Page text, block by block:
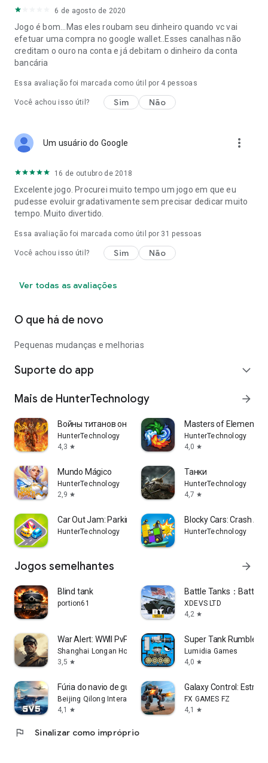
6 de agosto de 2020
Jogo é bom...Mas eles roubam seu dinheiro quando vc vai
efetuar uma compra no google wallet..Esses canalhas não
creditam o ouro na conta e já debitam o dinheiro da conta
bancária
Essa avaliação foi marcada como útil por 4 pessoas
Você achou isso útil? Sim Não
Um usuário do Google more_vert
16 de outubro de 2018
Excelente jogo. Procurei muito tempo um jogo em que eu
pudesse evoluir gradativamente sem precisar dedicar muito
tempo. Muito divertido.
Essa avaliação foi marcada como útil por 31 pessoas
Você achou isso útil? Sim Não
Ver todas as avaliações
O que há de novo
Pequenas mudanças e melhorias
Suporte do app expand_more
Mais de HunterTechnology arrow_forward
Войны титанов онлайн RPG битва
HunterTechnology
4,3 star
Masters of Elements
HunterTechnology
4,0 star
Mundo Mágico
HunterTechnology
2,9 star
Танки
HunterTechnology
4,7 star
Car Out Jam: Parking Puzzle
HunterTechnology
Blocky Cars: Crash
HunterTechnology
Jogos semelhantes arrow_forward
Blind tank
portion61
Battle Tanks：Battle
XDEVS LTD
4,2 star
War Alert: WWII PvP RTS
Shanghai Longan House
3,5 star
Super Tank Rumble
Lumidia Games
4,0 star
Fúria do navio de guerra
Beijing Qilong Interactive Technology Co.,Ltd
4,1
star
Galaxy Control:
FX GAMES FZ
4,1
star
flag Sinalizar como impróprio